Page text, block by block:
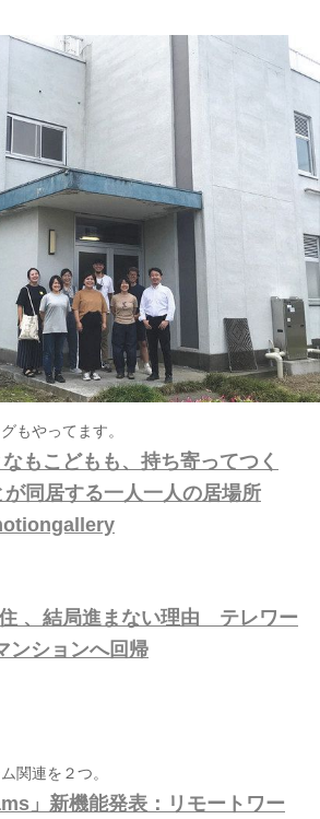
もやってます。
もこどもも、持ち寄ってつく
同居する一人一人の居場所
、結局進まない理由 テレワー
ションへ回帰
関連を２つ。
」新機能発表：リモートワー